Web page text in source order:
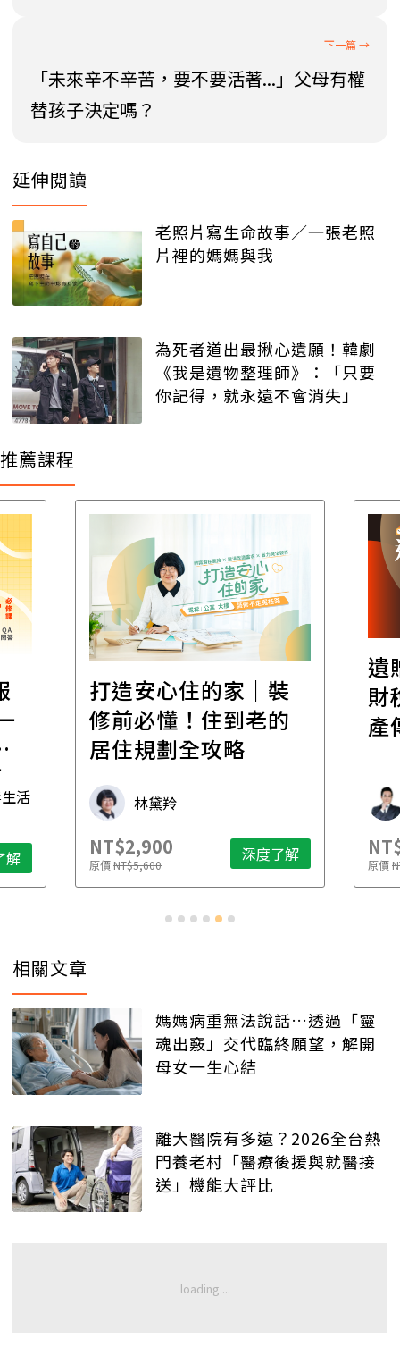
「未來辛不辛苦，要不要活著...」父母有權
替孩子決定嗎？
延伸閱讀
老照片寫生命故事／一張老照
片裡的媽媽與我
為死者道出最揪心遺願！韓劇
《我是遺物整理師》：「只要
你記得，就永遠不會消失」
推薦課程
活
解
打造安心住的家｜裝
修前必懂！住到老的
居住規劃全攻略
林黛羚
NT$2,900
原價NT$5,600 深度了解
遺
財
產
原價
相關文章
媽媽病重無法說話…透過「靈
魂出竅」交代臨終願望，解開
母女一生心結
離大醫院有多遠？2026全台熱
門養老村「醫療後援與就醫接
送」機能大評比